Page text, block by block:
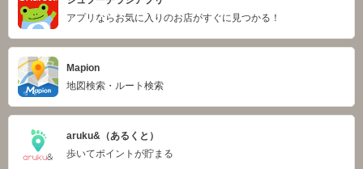
アプリならお気に入りのお店がすぐに見つかる！
Mapion
地図検索・ルート検索
aruku&（あるくと）
歩いてポイントが貯まる